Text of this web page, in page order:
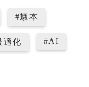
#蟻本
適化 #AI